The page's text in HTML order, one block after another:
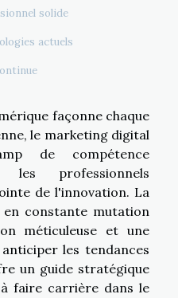
solide
actuels
façonne chaque
le marketing digital
de compétence
les professionnels
de l'innovation. La
constante mutation
méticuleuse et une
les tendances
un guide stratégique
faire carrière dans le